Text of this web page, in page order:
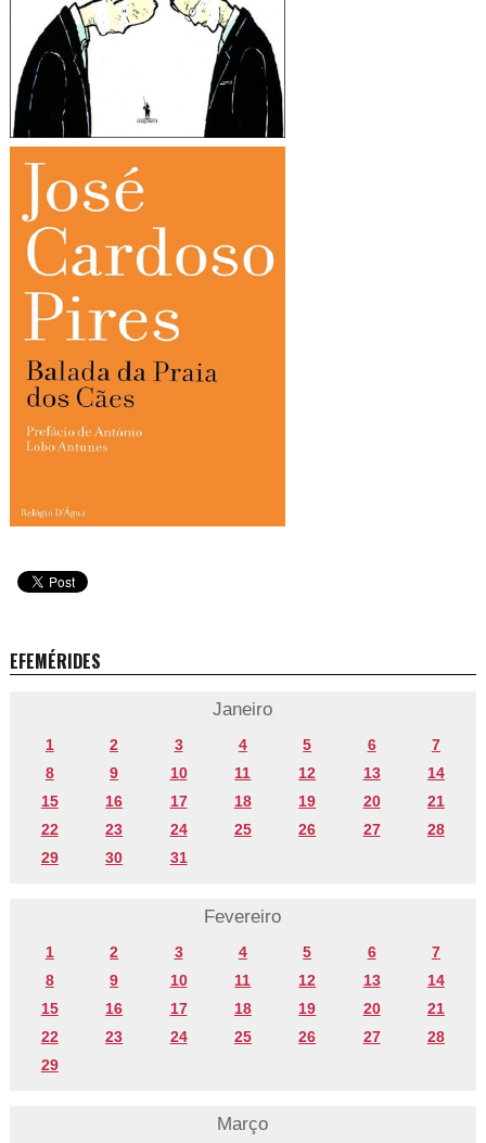
EFEMÉRIDES
Janeiro
1 2 3 4 5 6
7
8
9 10 11 12 13
14
15
16 17 18 19 20
21
22
23 24 25 26 27
28
29
30 31
Fevereiro
1 2 3 4 5 6
7
8
9 10 11 12 13
14
15
16 17 18 19 20
21
22
23 24 25 26 27
28
29
Março